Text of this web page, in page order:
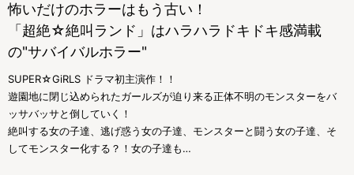
怖いだけのホラーはもう古い！
「超絶☆絶叫ランド」はハラハラドキドキ感満載
の"サバイバルホラー"
SUPER☆GiRLS ドラマ初主演作！！
遊園地に閉じ込められたガールズが迫り来る正体不明のモンスターをバ
ッサバッサと倒していく！
絶叫する女の子達、逃げ惑う女の子達、モンスターと闘う女の子達、そ
してモンスター化する？！女の子達も…